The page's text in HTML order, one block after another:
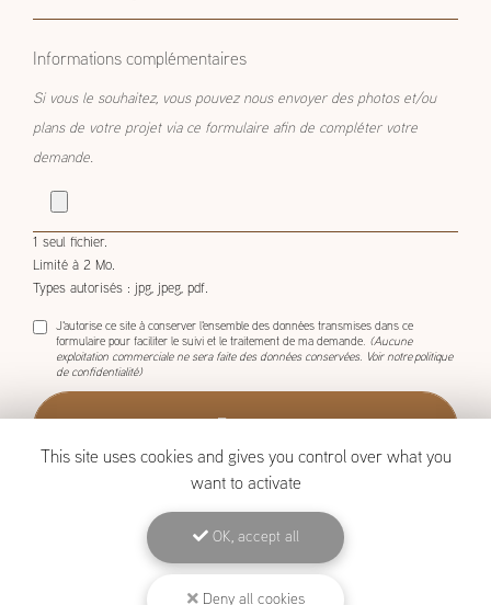
envisagé
Informations complémentaires
Si vous le souhaitez, vous pouvez nous envoyer des photos et/ou
plans de votre projet via ce formulaire afin de compléter votre
demande.
1 seul fichier.
Limité à 2 Mo.
Types autorisés : jpg, jpeg, pdf.
J'autorise ce site à conserver l'ensemble des données transmises dans ce
formulaire pour faciliter le suivi et le traitement de ma demande.
(Aucune
exploitation commerciale ne sera faite des données conservées. Voir notre politique
de confidentialité)
Plan du site -Liens utiles
This site uses cookies and gives you control over what you
want to activate
OK, accept all
Deny all cookies